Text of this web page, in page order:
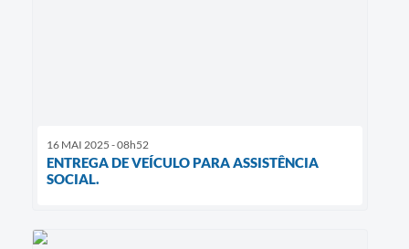
16 MAI 2025 - 08h52
ENTREGA DE VEÍCULO PARA ASSISTÊNCIA
SOCIAL.